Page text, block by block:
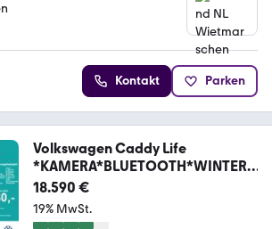
Kontakt Parken
Volkswagen Caddy Life
*KAMERA*BLUETOOTH*WINTERP
AKET*LM*
18.590 €
19% MwSt.